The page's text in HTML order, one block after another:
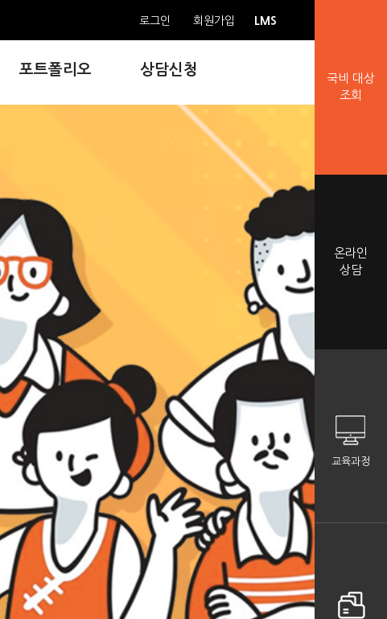
포트폴리오 상담신청
로그인 회원가입 LMS
국비 대상
조회
온라인
상담
교육과정